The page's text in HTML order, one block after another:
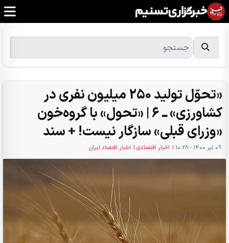
«تحوّل تولید 250 میلیون نفری در
کشاورزی» ــ 6 | «تحول» با گروه‌خون
«وزرای قبلی» سازگار نیست! + سند
09 تير 1400 - 10:28 | اخبار اقتصادی | اخبار اقتصاد ایران